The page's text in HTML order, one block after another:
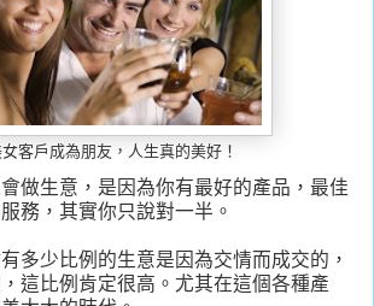
客戶成為朋友，人生真的美好！
做生意，是因為你有最好的產品，最佳
務，其實你只說對一半。
多少比例的生意是因為交情而成交的，
這比例肯定很高。尤其在這個各種產